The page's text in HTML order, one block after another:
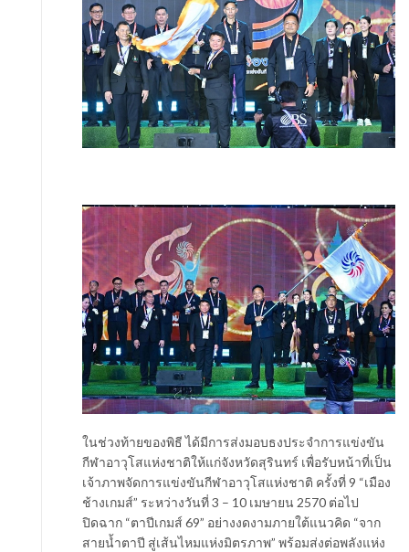
ในช่วงท้ายของพิธี ได้มีการส่งมอบธงประจำการแข่งขัน
กีฬาอาวุโสแห่งชาติให้แก่จังหวัดสุรินทร์ เพื่อรับหน้าที่เป็น
เจ้าภาพจัดการแข่งขันกีฬาอาวุโสแห่งชาติ ครั้งที่ 9 “เมือง
ช้างเกมส์” ระหว่างวันที่ 3 – 10 เมษายน 2570 ต่อไป
ปิดฉาก “ตาปีเกมส์ 69” อย่างงดงามภายใต้แนวคิด “จาก
สายน้ำตาปี สู่เส้นไหมแห่งมิตรภาพ” พร้อมส่งต่อพลังแห่ง